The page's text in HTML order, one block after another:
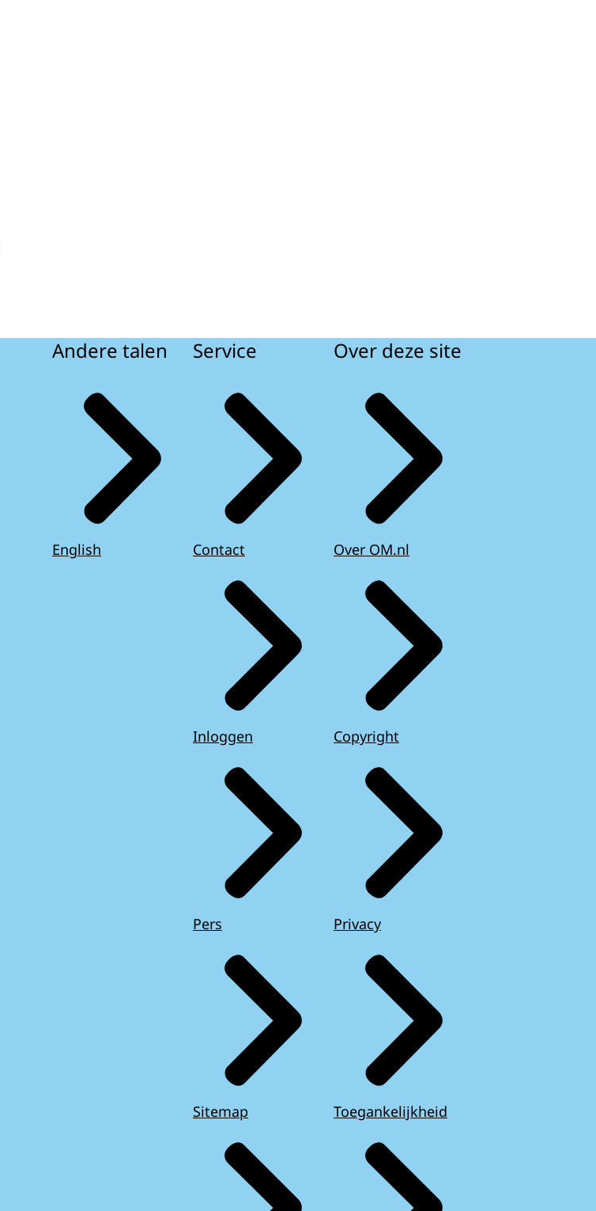
Andere talen
English
Service
Contact
Inloggen
Pers
Sitemap
Over deze site
Over OM.nl
Copyright
Privacy
Toegankelijkheid